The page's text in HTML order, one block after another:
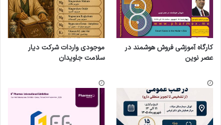
کارگاه آموزشی فروش هوشمند در
عصر نوین
موجودی واردات شرکت دیار
سلامت جاویدان